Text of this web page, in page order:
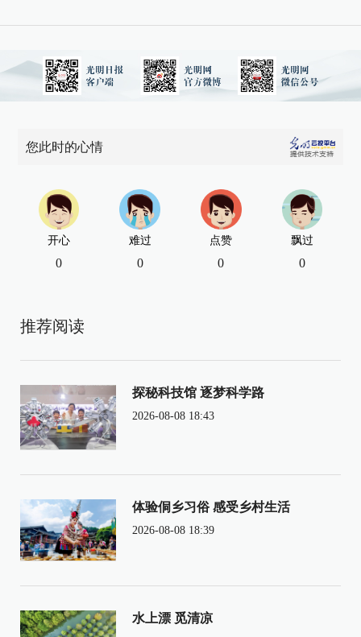
您此时的心情
开心
0
难过
0
点赞
0
飘过
0
推荐阅读
探秘科技馆 逐梦科学路
2026-08-08 18:43
体验侗乡习俗 感受乡村生活
2026-08-08 18:39
水上漂 觅清凉